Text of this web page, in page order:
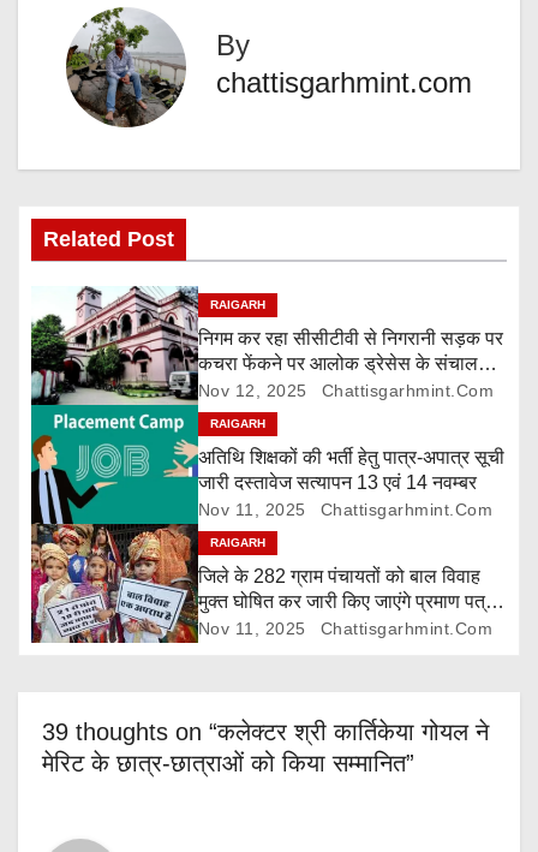
a
v
g
a
t
i
o
n
By
chattisgarhmint.com
Related Post
RAIGARH
निगम कर रहा सीसीटीवी से निगरानी सड़क पर
कचरा फेंकने पर आलोक ड्रेसेस के संचालक
पर 5000 रुपए जुर्माना
Nov 12, 2025 Chattisgarhmint.com
RAIGARH
अतिथि शिक्षकों की भर्ती हेतु पात्र-अपात्र सूची
जारी दस्तावेज सत्यापन 13 एवं 14 नवम्बर
Nov 11, 2025 Chattisgarhmint.com
RAIGARH
जिले के 282 ग्राम पंचायतों को बाल विवाह
मुक्त घोषित कर जारी किए जाएंगे प्रमाण पत्र,
दावा-आपत्ति 24 नवम्बर तक
Nov 11, 2025 Chattisgarhmint.com
39 thoughts on “कलेक्टर श्री कार्तिकेया गोयल ने
मेरिट के छात्र-छात्राओं को किया सम्मानित”